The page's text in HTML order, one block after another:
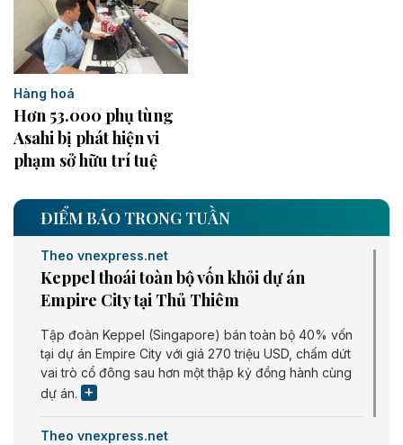
Hàng hoá
Hơn 53.000 phụ tùng
Asahi bị phát hiện vi
phạm sở hữu trí tuệ
ĐIỂM BÁO TRONG TUẦN
Theo vnexpress.net
Keppel thoái toàn bộ vốn khỏi dự án
Empire City tại Thủ Thiêm
Tập đoàn Keppel (Singapore) bán toàn bộ 40% vốn
tại dự án Empire City với giá 270 triệu USD, chấm dứt
vai trò cổ đông sau hơn một thập kỷ đồng hành cùng
dự án.
Theo vnexpress.net